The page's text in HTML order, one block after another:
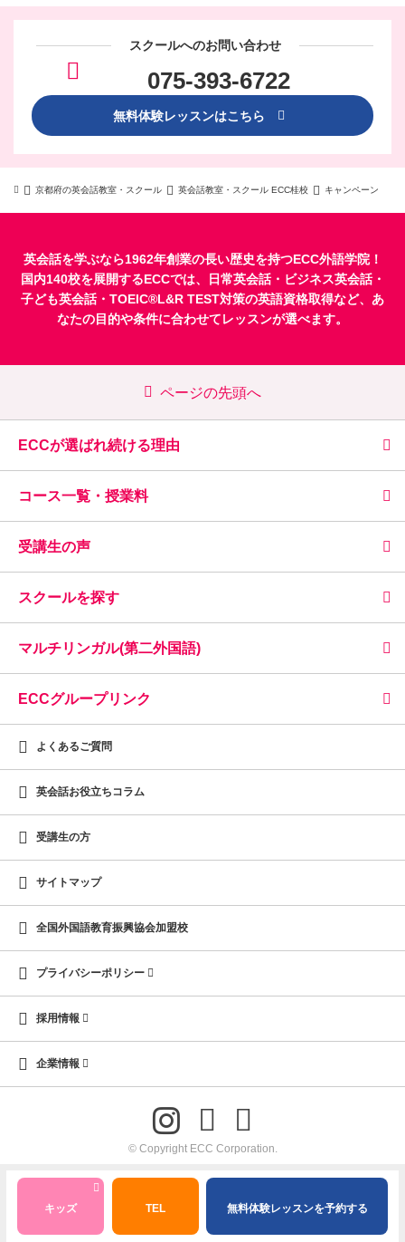
キッズ TEL 無料体験レッスンを予約する
スクールへのお問い合わせ
075-393-6722
無料体験レッスンはこちら
京都府の英会話教室・スクール 英会話教室・スクール ECC桂校 キャンペーン
英会話を学ぶなら1962年創業の長い歴史を持つECC外語学院！
国内140校を展開するECCでは、
日常英会話・ ビジネス英会話・
子ども英会話・ TOEIC®L&R TEST対策の英語資格取得など、あ
なたの目的や条件に合わせてレッスンが選べます。
ページの先頭へ
ECCが選ばれ続ける理由
コース一覧・授業料
受講生の声
スクールを探す
マルチリンガル(第二外国語)
ECCグループリンク
よくあるご質問
英会話お役立ちコラム
受講生の方
サイトマップ
全国外国語教育振興協会加盟校
プライバシーポリシー
採用情報
企業情報
© Copyright ECC Corporation.